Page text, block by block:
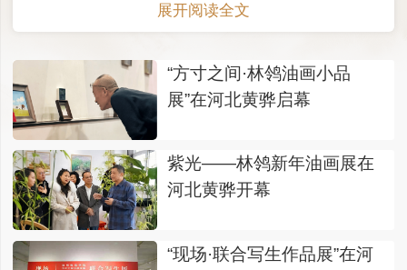
展开阅读全文
“方寸之间·林鸰油画小品
展”在河北黄骅启幕
紫光——林鸰新年油画展在
河北黄骅开幕
“现场·联合写生作品展”在河